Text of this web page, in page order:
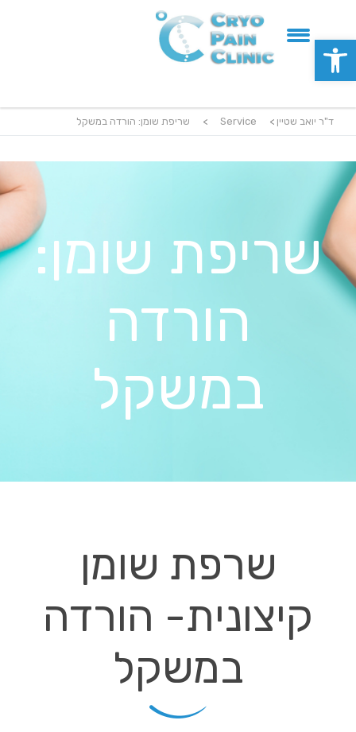
פתח סרגל נגישות
ד"ר יואב שטיין >
Service
> שריפת שומן: הורדה במשקל
שריפת שומן:
הורדה
במשקל
שרפת שומן
קיצונית- הורדה
במשקל